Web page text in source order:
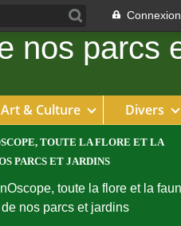
Connexion
Art & Culture Divers
TOUTE LA FLORE ET LA
PARCS ET JARDINS